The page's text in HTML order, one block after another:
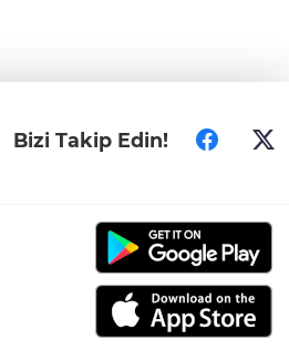
Bizi Takip Edin!